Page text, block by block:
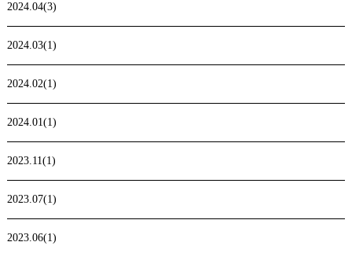
2024.04(3)
2024.03(1)
2024.02(1)
2024.01(1)
2023.11(1)
2023.07(1)
2023.06(1)